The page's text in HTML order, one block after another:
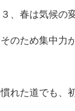
３、春は気候の
そのため集中力
慣れた道でも、